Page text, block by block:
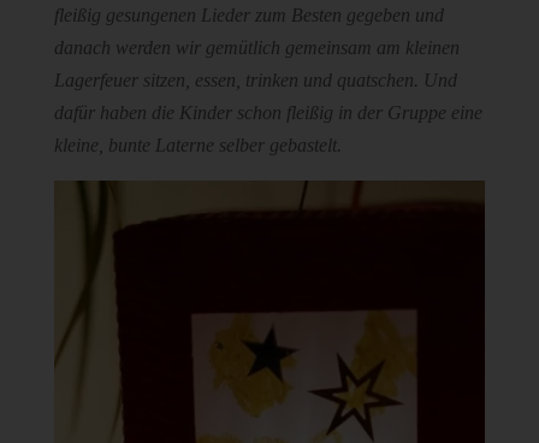
fleißig gesungenen Lieder zum Besten gegeben und
danach werden wir gemütlich gemeinsam am kleinen
Lagerfeuer sitzen, essen, trinken und quatschen. Und
dafür haben die Kinder schon fleißig in der Gruppe eine
kleine, bunte Laterne selber gebastelt.